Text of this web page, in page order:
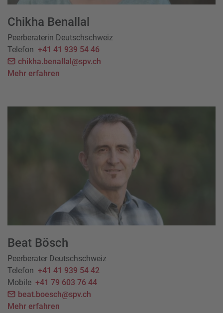
Chikha Benallal
Peerberaterin Deutschschweiz
Telefon +41 41 939 54 46
chikha.benallal@spv.ch
Mehr erfahren
Beat Bösch
Peerberater Deutschschweiz
Telefon +41 41 939 54 42
Mobile +41 79 603 76 44
beat.boesch@spv.ch
Mehr erfahren